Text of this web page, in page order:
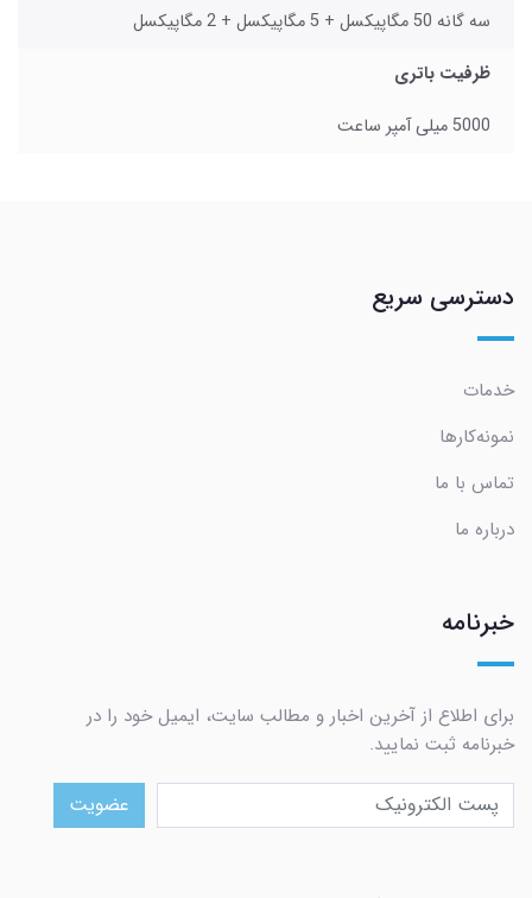
سه گانه 50 مگاپیکسل + 5 مگاپیکسل + 2 مگاپیکسل
ظرفیت باتری
5000 میلی آمپر ساعت
دسترسی سریع
خدمات
نمونه‌کارها
تماس با ما
درباره ما
خبرنامه
برای اطلاع از آخرین اخبار و مطالب سایت، ایمیل خود را در
خبرنامه ثبت نمایید.
عضویت